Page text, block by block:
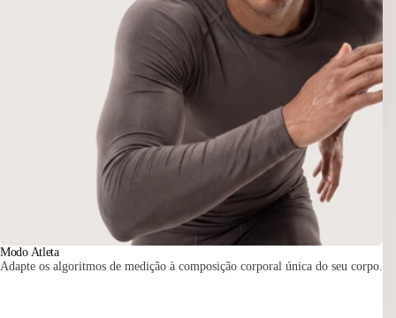
Modo Atleta
Adapte os algoritmos de medição à composição corporal única do seu corpo.